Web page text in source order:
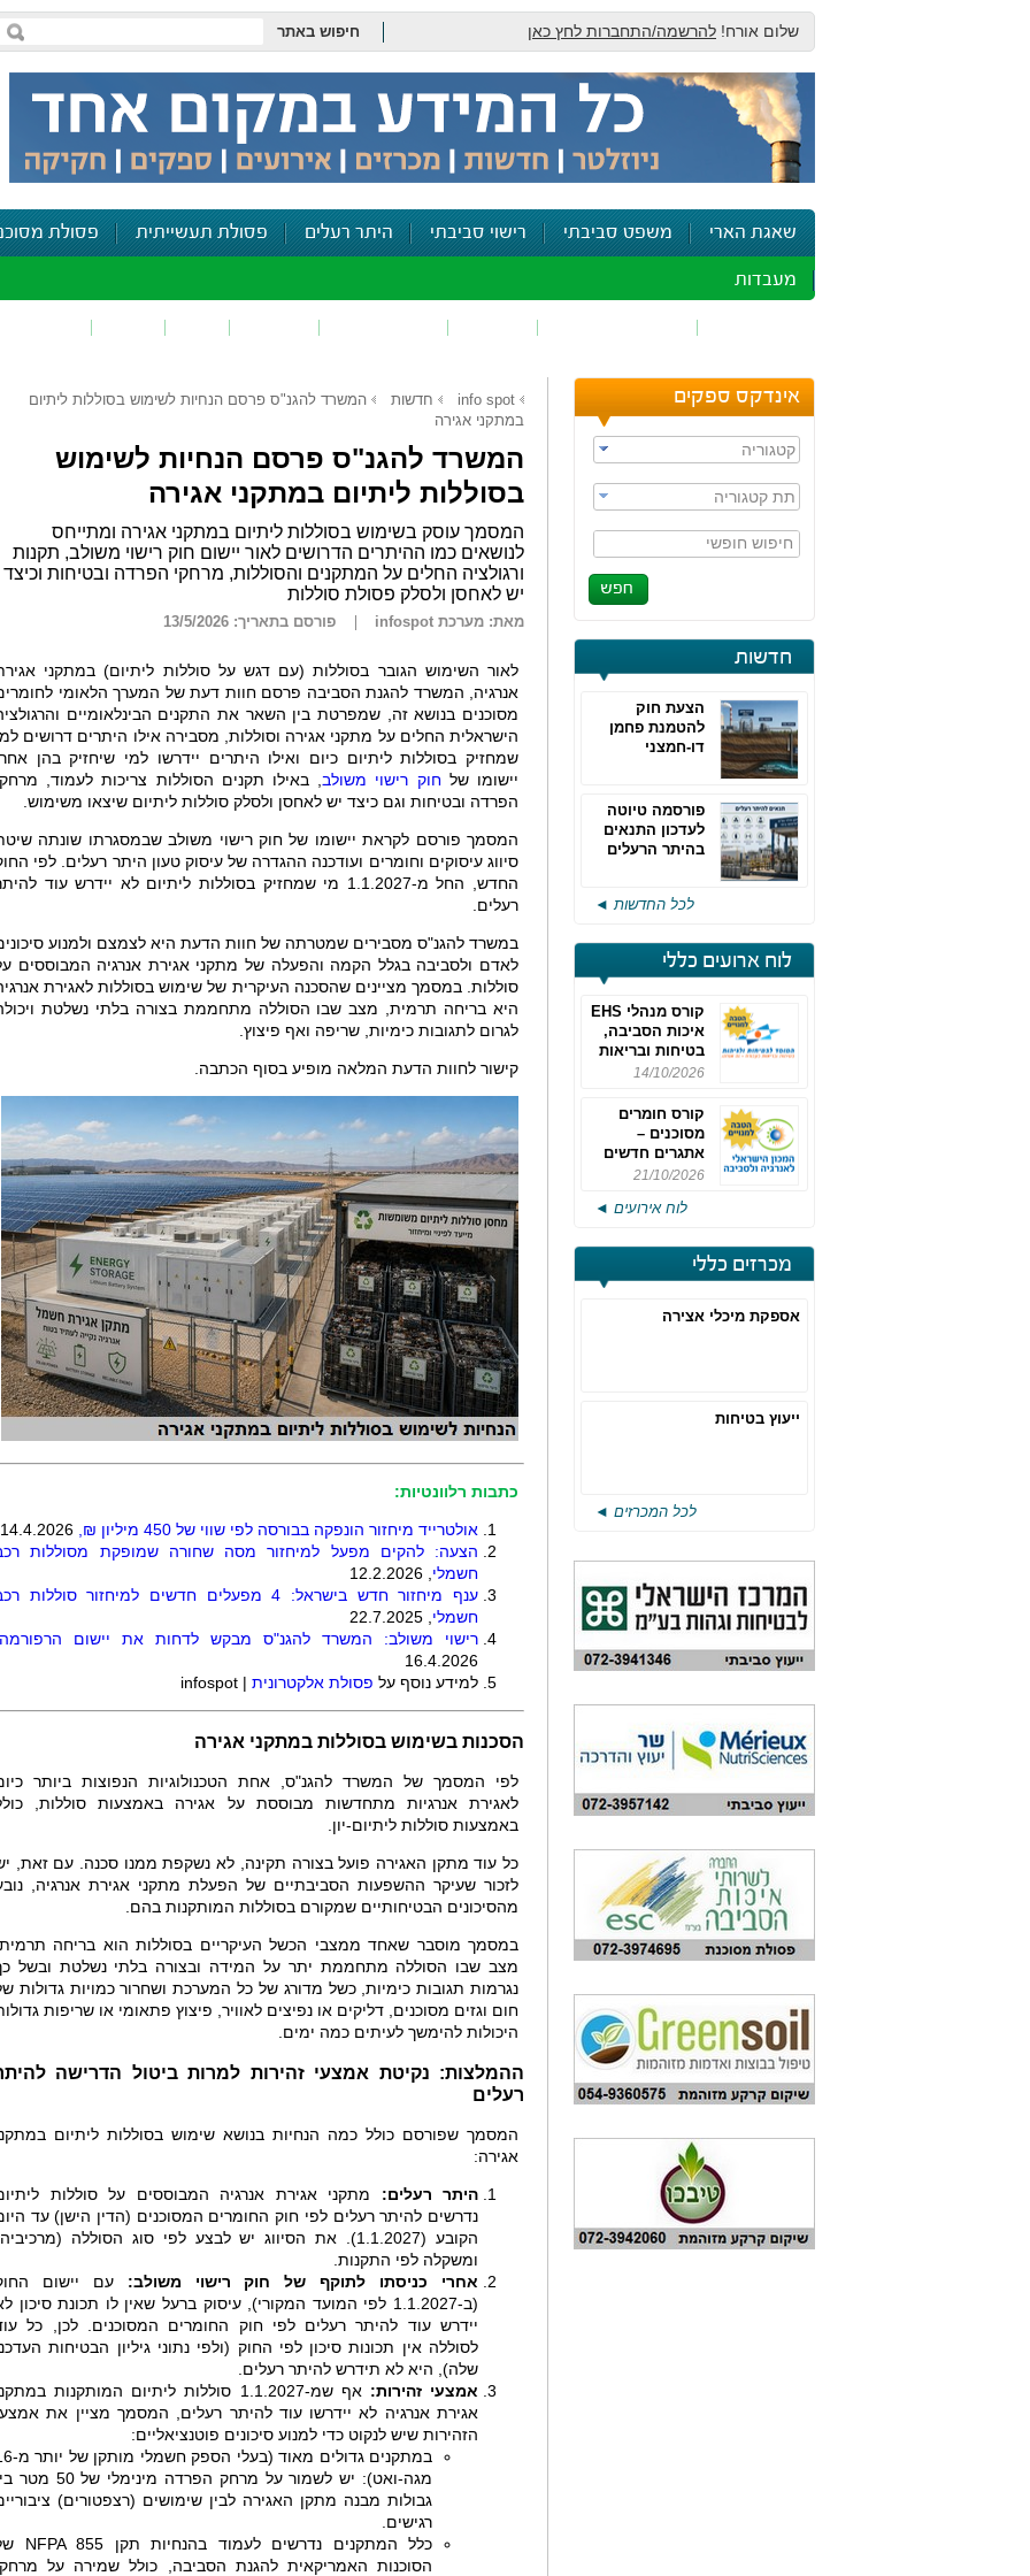
שלום אורח! להרשמה/התחברות לחץ כאן חיפוש באתר
שאגת הארי משפט סביבתי רישוי סביבתי היתר רעלים פסולת תעשייתית פסולת
מעבדות
אינדקס ספקים
קטגוריה
תת קטגוריה
חיפוש חופשי
חדשות
הצעת חוק
להטמנת פחמן
דו-חמצני
פורסמה טיוטה
לעדכון התנאים
בהיתר הרעלים
לכל החדשות ◄
לוח ארועים כללי
קורס מנהלי EHS
איכות הסביבה,
בטיחות ובריאות
תעסוקתית
14/10/2026
קורס חומרים
מסוכנים –
אתגרים חדשים
והערכות לחוק
מחזור 4
21/10/2026
לוח אירועים ◄
מכרזים כללי
אספקת מיכלי אצירה
ייעוץ בטיחות
לכל המכרזים ◄
info spot חדשות
המשרד להגנ"ס פרסם הנחיות לשימוש בסוללות ליתיום
במתקני אגירה
המשרד להגנ"ס פרסם הנחיות לשימוש
בסוללות ליתיום במתקני אגירה
המסמך עוסק בשימוש בסוללות ליתיום במתקני אגירה ומתייחס
לנושאים כמו ההיתרים הדרושים לאור יישום חוק רישוי משולב, תקנות
ורגולציה החלים על המתקנים והסוללות, מרחקי הפרדה ובטיחות וכיצד
יש לאחסן ולסלק פסולת סוללות
מאת: מערכת infospot פורסם בתאריך: 13/5/2026
לאור השימוש הגובר בסוללות (עם דגש על סוללות ליתיום) במתקני
אנרגיה, המשרד להגנת הסביבה פרסם חוות דעת של המערך הלאומי
מסוכנים בנושא זה, שמפרטת בין השאר את התקנים הבינלאומיים
הישראלית החלים על מתקני אגירה וסוללות, מסבירה אילו היתרים דרושים
שמחזיק בסוללות ליתיום כיום ואילו היתרים יידרשו למי שיחזיק בהן
יישומו שלחוק רישוי משולב, באילו תקנים הסוללות צריכות לעמוד,
הפרדה ובטיחות וגם כיצד יש לאחסן ולסלק סוללות ליתיום שיצאו משימוש.
המסמך פורסם לקראת יישומו של חוק רישוי משולב שבמסגרתו שונתה
סיווג עיסוקים וחומרים ועודכנה ההגדרה של עיסוק טעון היתר רעלים. לפי
החדש, החל מ-1.1.2027 מי שמחזיק בסוללות ליתיום לא יידרש עוד
רעלים.
במשרד להגנ"ס מסבירים שמטרתה של חוות הדעת היא לצמצם ולמנוע
לאדם ולסביבה בגלל הקמה והפעלה של מתקני אגירת אנרגיה המבוססים
סוללות. במסמך מציינים שהסכנה העיקרית של שימוש בסוללות לאגירת
היא בריחה תרמית, מצב שבו הסוללה מתחממת בצורה בלתי נשלטת
לגרום לתגובות כימיות, שריפה ואף פיצוץ.
קישור לחוות הדעת המלאה מופיע בסוף הכתבה.
כתבות רלוונטיות:
אולטרייד מיחזור הונפקה בבורסה לפי שווי של 450 מיליון ₪,
הצעה: להקים מפעל למיחזור מסה שחורה שמופקת מסוללות
חשמלי
ענף מיחזור חדש בישראל: 4 מפעלים חדשים למיחזור סוללות
חשמלי
רישוי משולב: המשרד להגנ"ס מבקש לדחות את יישום הרפורמה
16.4.2026
למידע נוסף על פסולת אלקטרונית |
infospot
הסכנות בשימוש בסוללות במתקני אגירה
לפי המסמך של המשרד להגנ"ס, אחת הטכנולוגיות הנפוצות ביותר
לאגירת אנרגיות מתחדשות מבוססת על אגירה באמצעות סוללות,
באמצעות סוללות ליתיום-יון.
כל עוד מתקן האגירה פועל בצורה תקינה, לא נשקפת ממנו סכנה. עם זאת,
לזכור שעיקר ההשפעות הסביבתיים של הפעלת מתקני אגירת אנרגיה,
מהסיכונים הבטיחותיים שמקורם בסוללות המותקנות בהם.
במסמך מוסבר שאחד ממצבי הכשל העיקריים בסוללות הוא בריחה
מצב שבו הסוללה מתחממת יתר על המידה ובצורה בלתי נשלטת ובשל
נגרמות תגובות כימיות, כשל מדורג של כל המערכת ושחרור כמויות גדולות
חום וגזים מסוכנים, דליקים או נפיצים לאוויר, פיצוץ פתאומי או שריפות
היכולות להימשך לעיתים כמה ימים.
ההמלצות: נקיטת אמצעי זהירות למרות ביטול הדרישה
רעלים
המסמך שפורסם כולל כמה הנחיות בנושא שימוש בסוללות ליתיום
אגירה:
היתר רעלים: מתקני אגירת אנרגיה המבוססים על סוללות
נדרשים להיתר רעלים לפי חוק החומרים המסוכנים (הדין הישן) עד
הקובע (1.1.2027). את הסיווג יש לבצע לפי סוג הסוללה
ומשקלה לפי התקנות.
אחרי כניסתו לתוקף של חוק רישוי משולב: עם יישום
(ב-1.1.2027 לפי המועד המקורי), עיסוק ברעל שאין לו תכונת סיכון
יידרש עוד להיתר רעלים לפי חוק החומרים המסוכנים. לכן, כל
לסוללה אין תכונות סיכון לפי החוק (ולפי נתוני גיליון הבטיחות
שלה), היא לא תידרש להיתר רעלים.
אמצעי זהירות:
אף שמ-1.1.2027 סוללות ליתיום המותקנות
אגירת אנרגיה לא יידרשו עוד להיתר רעלים, המסמך מציין את
הזהירות שיש לנקוט כדי למנוע סיכונים פוטנציאליים:
במתקנים גדולים מאוד (בעלי
מגה-ואט): יש לשמור על מרחק הפרדה מינימלי של
גבולות מבנה מתקן האגירה לבין שימושים (רצפטורים)
רגישים.
כלל המתקנים נדרשים לעמוד בהנחיות תקן NFPA 855
הסוכנות האמריקאית להגנת הסביבה, כולל שמירה על